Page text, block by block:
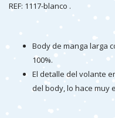
REF: 1117-blanco .
Body de manga larga
100%.
El detalle del volante
del body, lo hace muy